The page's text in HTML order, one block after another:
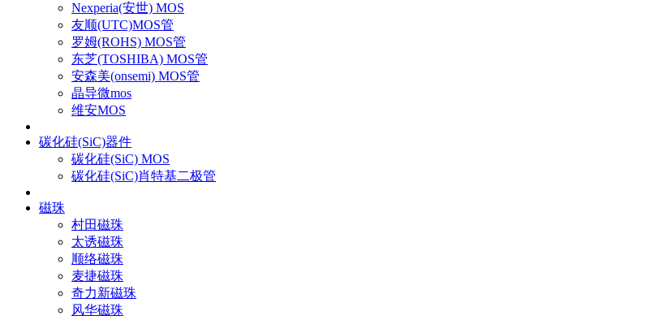
Nexperia(安世) MOS
友顺(UTC)MOS管
罗姆(ROHS) MOS管
东芝(TOSHIBA) MOS管
安森美(onsemi) MOS管
晶导微mos
维安MOS
碳化硅(SiC)器件
碳化硅(SiC) MOS
碳化硅(SiC)肖特基二极管
磁珠
村田磁珠
太诱磁珠
顺络磁珠
麦捷磁珠
奇力新磁珠
风华磁珠